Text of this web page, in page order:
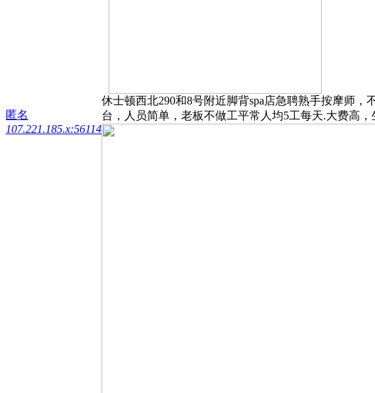
匿名
107.221.185.x:56114
休士顿西北290和8号附近脚背spa店急聘熟手按摩师
台，人员简单，老板不做工平常人均5工每天.大费高